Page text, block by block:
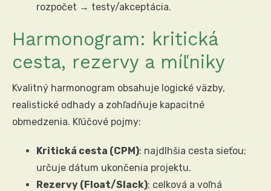
rozpočet → testy/akceptácia.
Harmonogram: kritická
cesta, rezervy a míľniky
Kvalitný harmonogram obsahuje logické väzby,
realistické odhady a zohľadňuje kapacitné
obmedzenia. Kľúčové pojmy:
Kritická cesta (CPM): najdlhšia cesta sieťou;
určuje dátum ukončenia projektu.
Rezervy (Float/Slack): celková a voľná